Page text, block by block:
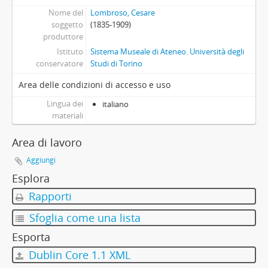
[Serie] Spiritismo (1905 - 1909)
[Serie] Attività scientifico-editoriale (1856 - 1915)
[Serie] Illustrazioni, tavole e grafici tratti da diverse pubblicazioni o di preparazione per proprie edizioni (1848 - 1909)
[Serie] Attività giornalistica (1882 - 1907)
Nome del
soggetto
produttore
Lombroso, Cesare
(1835-1909)
Istituto
conservatore
Sistema Museale di Ateneo. Università degli
Studi di Torino
Area delle condizioni di accesso e uso
Lingua dei
materiali
italiano
Area di lavoro
Aggiungi
Esplora
Rapporti
Sfoglia come una lista
Esporta
Dublin Core 1.1 XML